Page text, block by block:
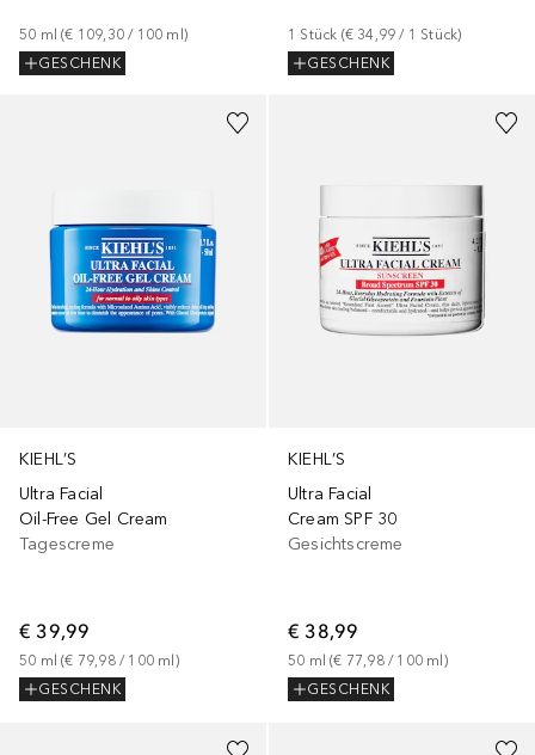
50 ml (€ 109,30 / 100 ml )
GESCHENK
1 Stück (€ 34,99 / 1 Stück)
GESCHENK
KIEHL’S
Ultra Facial
Oil-Free Gel Cream
Tagescreme
€ 39,99
50 ml (€ 79,98 / 100 ml)
GESCHENK
KIEHL’S
Ultra Facial
Cream SPF 30
Gesichtscreme
€ 38,99
50 ml (€ 77,98 / 100 ml)
GESCHENK